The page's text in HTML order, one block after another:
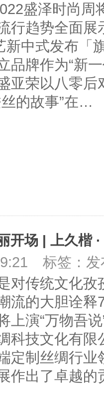
盛泽时尚周
行趋势全面展
新中式发布「
品牌作为“新
亚荣以八零
的故事”在…
标签：
对传统文化
流的大胆诠
上演“万物吾
科技文化有
定制丝绸行
作出了卓越